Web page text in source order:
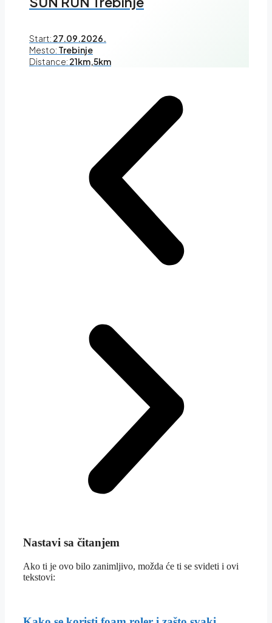
Start: 27.09.2026.
Mesto: Trebinje
Distance: 21km,5km
Nastavi sa čitanjem
Ako ti je ovo bilo zanimljivo, možda će ti se svideti i ovi
tekstovi: